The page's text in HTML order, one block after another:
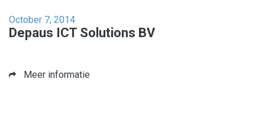
October 7, 2014
Depaus ICT Solutions BV
Meer informatie